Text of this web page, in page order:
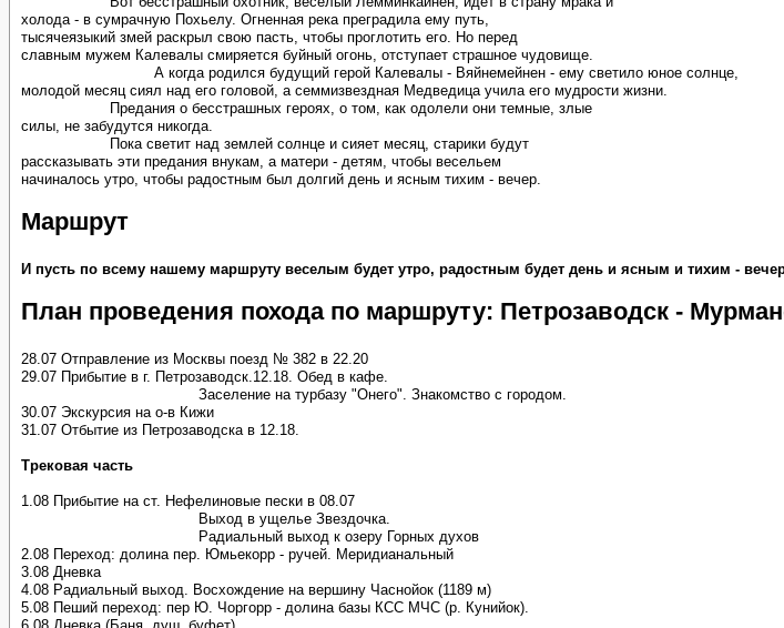
холода - в сумрачную Похьелу. Огненная река преградила ему путь,
тысячеязыкий змей раскрыл свою пасть, чтобы проглотить его. Но перед
славным мужем Калевалы смиряется буйный огонь, отступает страшное чудовище.
А когда родился будущий герой Калевалы - Вяйнемейнен - ему светило юное солнце,
молодой месяц сиял над его головой, а семмизвездная Медведица учила его мудрости жизни.
Предания о бесстрашных героях, о том, как одолели они темные, злые
силы, не забудутся никогда.
Пока светит над землей солнце и сияет месяц, старики будут
рассказывать эти предания внукам, а матери - детям, чтобы весельем
начиналось утро, чтобы радостным был долгий день и ясным тихим - вечер.
Маршрут
И пусть по всему нашему маршруту веселым будет утро, радостным будет день и ясным и тихим -
План проведения похода по маршруту: Петрозаводск -
28.07 Отправление из Москвы поезд № 382 в 22.20
29.07 Прибытие в г. Петрозаводск.12.18. Обед в кафе.
Заселение на турбазу "Онего". Знакомство с городом.
30.07 Экскурсия на о-в Кижи
31.07 Отбытие из Петрозаводска в 12.18.
Трековая часть
1.08 Прибытие на ст. Нефелиновые пески в 08.07
Выход в ущелье Звездочка.
Радиальный выход к озеру Горных духов
2.08 Переход: долина пер. Юмьекорр - ручей. Меридианальный
3.08 Дневка
4.08 Радиальный выход. Восхождение на вершину Часнойок (1189 м)
5.08 Пеший переход: пер Ю. Чоргорр - долина базы КСС МЧС (р. Кунийок).